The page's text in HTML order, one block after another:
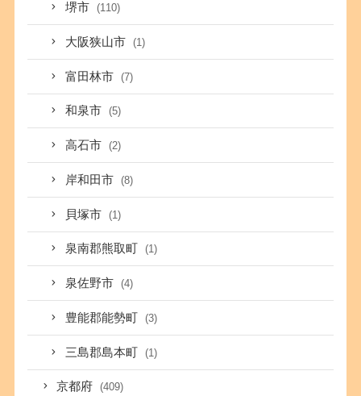
堺市 (110)
大阪狭山市 (1)
富田林市 (7)
和泉市 (5)
高石市 (2)
岸和田市 (8)
貝塚市 (1)
泉南郡熊取町 (1)
泉佐野市 (4)
豊能郡能勢町 (3)
三島郡島本町 (1)
京都府 (409)